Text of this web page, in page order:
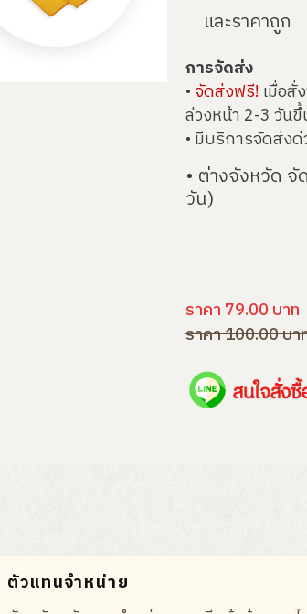
และราคาถูก
การจัดส่ง
•จัดส่งฟรี! เมื่อสั่
ล่วงหน้า 2-3 วันขึ้
• มีบริการจัดส่ง
• ต่างจังหวัด
วัน)
ราคา 79.00 บาท
ราคา 100.00 บา
ตัวแทนจำหน่าย